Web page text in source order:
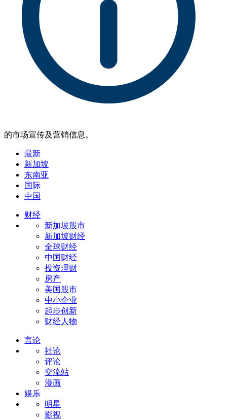
的市场宣传及营销信息。
最新
新加坡
东南亚
国际
中国
财经
新加坡股市
新加坡财经
全球财经
中国财经
投资理财
房产
美国股市
中小企业
起步创新
财经人物
言论
社论
评论
交流站
漫画
娱乐
明星
影视